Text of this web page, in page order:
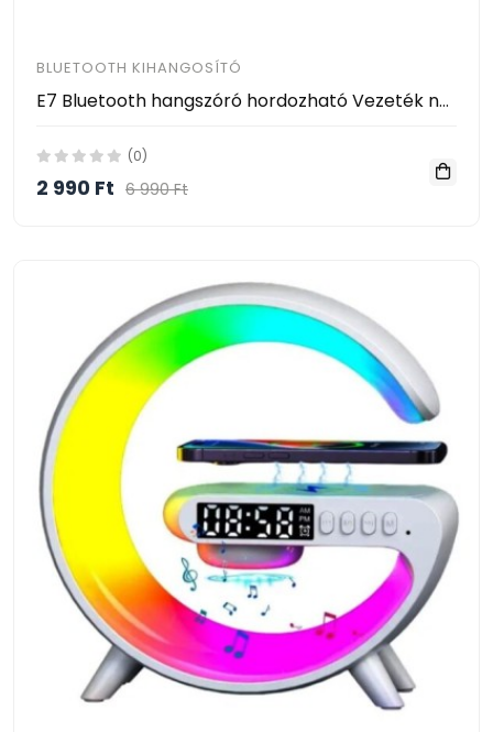
BLUETOOTH KIHANGOSÍTÓ
E7 Bluetooth hangszóró hordozható Vezeték nélküli
(0)
2 990 Ft 6 990 Ft